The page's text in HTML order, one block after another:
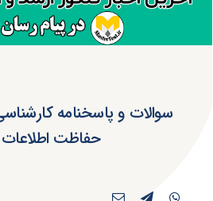
سوالات و پاسخنامه
حفاظت اطلاعات ۱۴۰۵